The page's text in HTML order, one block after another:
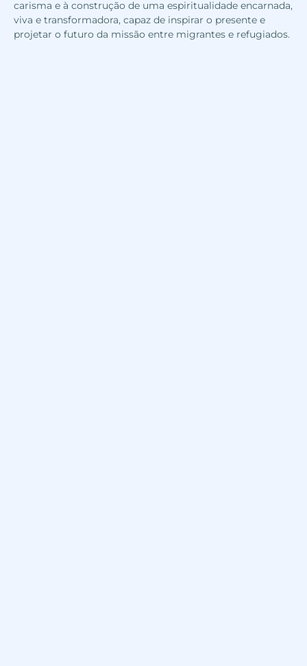
carisma e à construção de uma espiritualidade encarnada,
viva e transformadora, capaz de inspirar o presente e
projetar o futuro da missão entre migrantes e refugiados.